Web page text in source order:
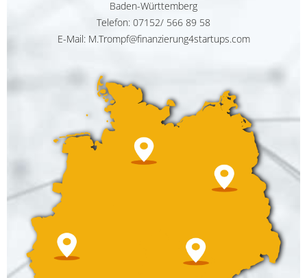
Baden-Württemberg
Telefon: 07152/ 566 89 58
E-Mail: M.Trompf@finanzierung4startups.com